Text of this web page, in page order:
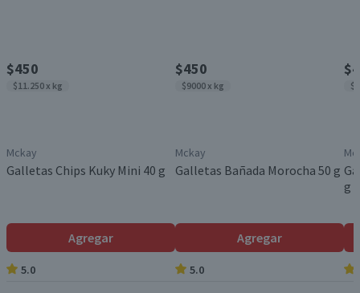
$450
$11.250 x kg
Mckay
Galletas Chips Kuky Mini 40 g
Agregar
5.0
$450
$9000 x kg
Mckay
Galletas Bañada Morocha 50 g
Agregar
5.0
g